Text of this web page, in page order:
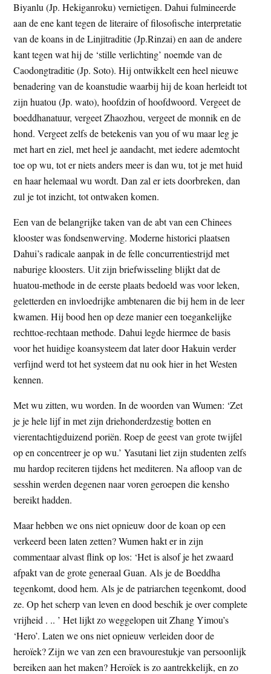
Biyanlu (Jp. Hekiganroku) vernietigen. Dahui fulmineerde
aan de ene kant tegen de literaire of filosofische interpretatie
van de koans in de Linjitraditie (Jp.Rinzai) en aan de andere
kant tegen wat hij de ‘stille verlichting’ noemde van de
Caodongtraditie (Jp. Soto). Hij ontwikkelt een heel nieuwe
benadering van de koanstudie waarbij hij de koan herleidt tot
zijn huatou (Jp. wato), hoofdzin of hoofdwoord. Vergeet de
boeddhanatuur, vergeet Zhaozhou, vergeet de monnik en de
hond. Vergeet zelfs de betekenis van you of wu maar leg je
met hart en ziel, met heel je aandacht, met iedere ademtocht
toe op wu, tot er niets anders meer is dan wu, tot je met huid
en haar helemaal wu wordt. Dan zal er iets doorbreken, dan
zul je tot inzicht, tot ontwaken komen.
Een van de belangrijke taken van de abt van een Chinees
klooster was fondsenwerving. Moderne historici plaatsen
Dahui’s radicale aanpak in de felle concurrentiestrijd met
naburige kloosters. Uit zijn briefwisseling blijkt dat de
huatou-methode in de eerste plaats bedoeld was voor leken,
geletterden en invloedrijke ambtenaren die bij hem in de leer
kwamen. Hij bood hen op deze manier een toegankelijke
rechttoe-rechtaan methode. Dahui legde hiermee de basis
voor het huidige koansysteem dat later door Hakuin verder
verfijnd werd tot het systeem dat nu ook hier in het Westen
kennen.
Met wu zitten, wu worden. In de woorden van Wumen: ‘Zet
je je hele lijf in met zijn driehonderdzestig botten en
vierentachtigduizend poriën. Roep de geest van grote twijfel
op en concentreer je op wu.’ Yasutani liet zijn studenten zelfs
mu hardop reciteren tijdens het mediteren. Na afloop van de
sesshin werden degenen naar voren geroepen die kensho
bereikt hadden.
Maar hebben we ons niet opnieuw door de koan op een
verkeerd been laten zetten? Wumen hakt er in zijn
commentaar alvast flink op los: ‘Het is alsof je het zwaard
afpakt van de grote generaal Guan. Als je de Boeddha
tegenkomt, dood hem. Als je de patriarchen tegenkomt, dood
ze. Op het scherp van leven en dood beschik je over complete
vrijheid . .. ’ Het lijkt zo weggelopen uit Zhang Yimou’s
‘Hero’. Laten we ons niet opnieuw verleiden door de
heroïek? Zijn we van zen een bravourestukje van persoonlijk
bereiken aan het maken? Heroïek is zo aantrekkelijk, en zo